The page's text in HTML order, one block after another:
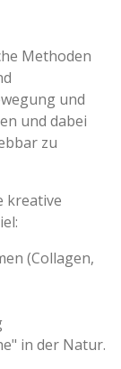
Methoden
und
und dabei
zu
kreative
(Collagen,
in der Natur.